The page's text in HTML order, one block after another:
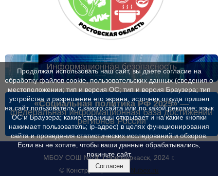
Информационная безопасность
«Социальная политика РФ 2025»—
федеральная информационная база достижений
регионов России
МБОУ СОШ №24, г.Новочеркасск, 2024 г.
© Конструктор сайтов Nubex.ru
Продолжая использовать наш сайт, вы даете согласие на
обработку файлов cookie, пользовательских данных (сведения о
местоположении; тип и версия ОС; тип и версия Браузера; тип
устройства и разрешение его экрана; источник откуда пришел
на сайт пользователь; с какого сайта или по какой рекламе; язык
ОС и Браузера; какие страницы открывает и на какие кнопки
нажимает пользователь; ip-адрес) в целях функционирования
сайта и проведения статистических исследований и обзоров.
Если вы не хотите, чтобы ваши данные обрабатывались,
покиньте сайт.
Согласен